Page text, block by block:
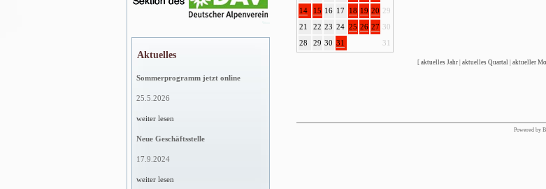
Aktuelles
Sommerprogramm jetzt online
25.5.2026
weiter lesen
Neue Geschäftsstelle
17.9.2024
weiter lesen
14
15 16 17 18 19 20 29
21
22 23 24 25 26 27 30
28
29 30 31 31
[ aktuelles Jahr aktuelles Quartal aktueller
Powered by